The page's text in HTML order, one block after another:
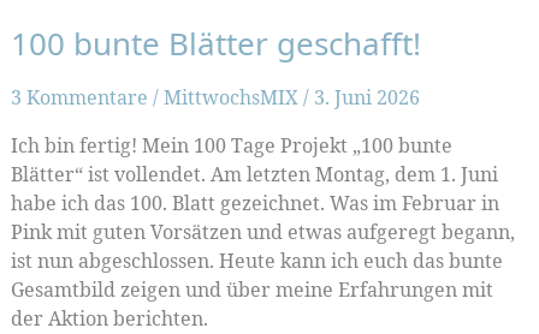
100 bunte Blätter geschafft!
3 Kommentare /MittwochsMIX/ 3. Juni 2026
Ich bin fertig! Mein 100 Tage Projekt „100 bunte
Blätter“ ist vollendet. Am letzten Montag, dem 1. Juni
habe ich das 100. Blatt gezeichnet. Was im Februar in
Pink mit guten Vorsätzen und etwas aufgeregt begann,
ist nun abgeschlossen. Heute kann ich euch das bunte
Gesamtbild zeigen und über meine Erfahrungen mit
der Aktion berichten.